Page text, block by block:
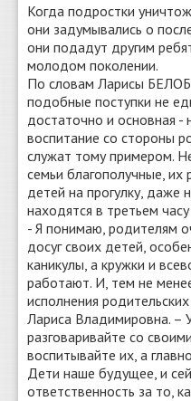
Когда подростки
они задумывались о
они подадут другим
молодом поколении.
По словам Ларисы
подобные поступки не
достаточно и основная -
воспитание со стороны
служат тому примером.
семьи благополучные, их
детей на прогулку, даже
находятся в третьем
- Я понимаю, родителям
досуг своих детей,
каникулы, а кружки и
работают. И, тем не
исполнения
Лариса Владимировна. –
разговаривайте со
воспитывайте их, а
Дети наше будущее, и
ответственность за то,